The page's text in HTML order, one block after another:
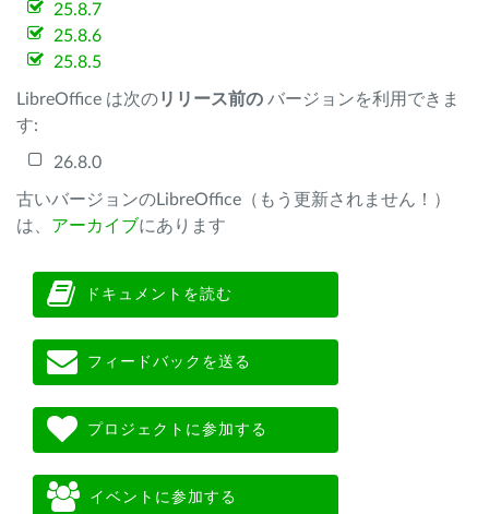
25.8.7
25.8.6
25.8.5
LibreOffice は次のリリース前の バージョンを利用できま
す:
26.8.0
古いバージョンのLibreOffice（もう更新されません！）
は、 アーカイブにあります
ドキュメントを読む
フィードバックを送る
プロジェクトに参加する
イベントに参加する